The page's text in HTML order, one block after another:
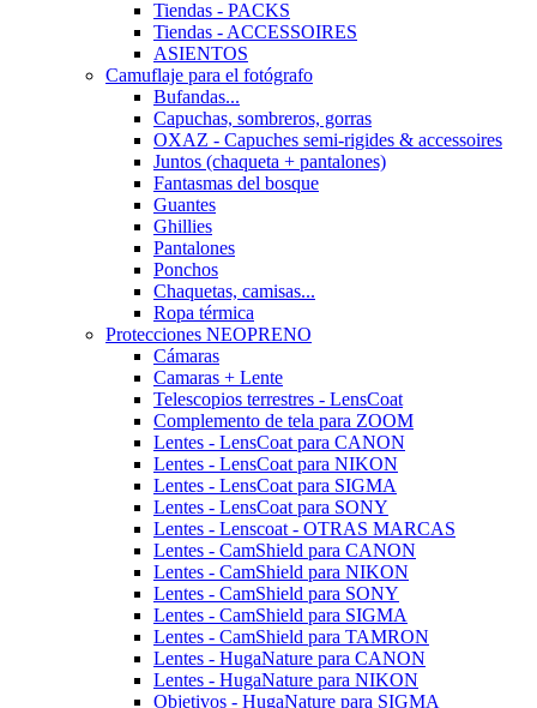
Tiendas - PACKS
Tiendas - ACCESSOIRES
ASIENTOS
Camuflaje para el fotógrafo
Bufandas...
Capuchas, sombreros, gorras
OXAZ - Capuches semi-rigides & accessoires
Juntos (chaqueta + pantalones)
Fantasmas del bosque
Guantes
Ghillies
Pantalones
Ponchos
Chaquetas, camisas...
Ropa térmica
Protecciones NEOPRENO
Cámaras
Camaras + Lente
Telescopios terrestres - LensCoat
Complemento de tela para ZOOM
Lentes - LensCoat para CANON
Lentes - LensCoat para NIKON
Lentes - LensCoat para SIGMA
Lentes - LensCoat para SONY
Lentes - Lenscoat - OTRAS MARCAS
Lentes - CamShield para CANON
Lentes - CamShield para NIKON
Lentes - CamShield para SONY
Lentes - CamShield para SIGMA
Lentes - CamShield para TAMRON
Lentes - HugaNature para CANON
Lentes - HugaNature para NIKON
Objetivos - HugaNature para SIGMA